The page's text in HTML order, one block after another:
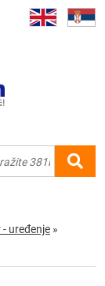
- uređenje »